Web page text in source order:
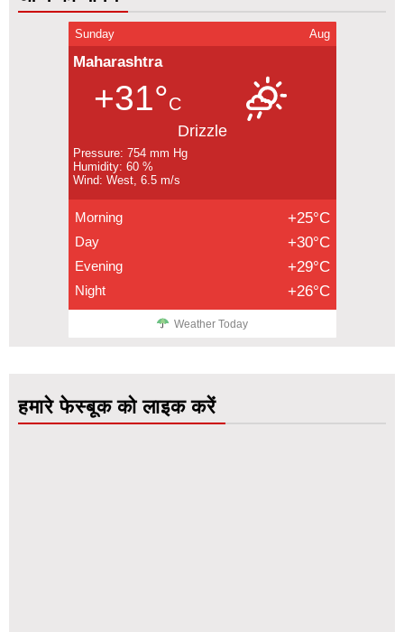
Sunday Aug
Maharashtra
+31°C
Drizzle
Pressure: 754 mm Hg
Humidity: 60 %
Wind: West, 6.5 m/s
Morning +25°C
Day +30°C
Evening +29°C
Night +26°C
Weather Today
हमारे फेस्बूक को लाइक करें